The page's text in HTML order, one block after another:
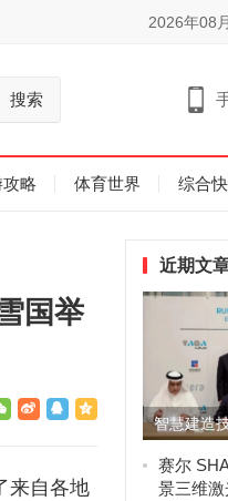
2026年08
搜索
略 体育世界 综合
国举
来自各地
近期文
智慧建造
克科技助
赛尔
景三维